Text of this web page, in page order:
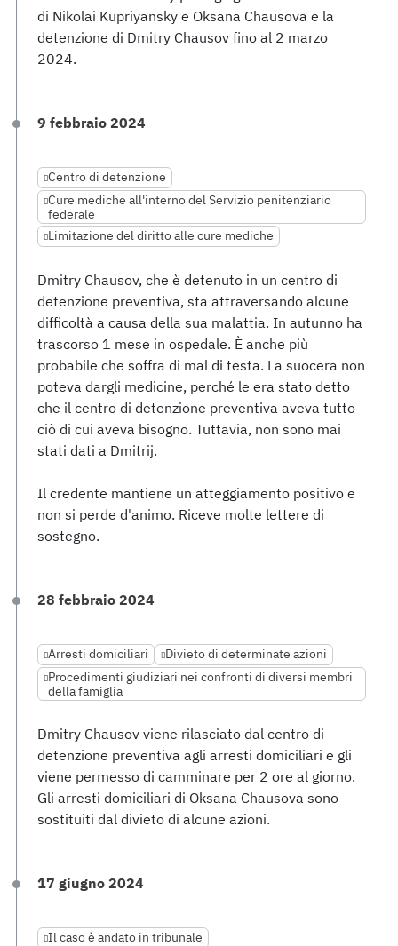
di Nikolai Kupriyansky e Oksana Chausova e la
detenzione di Dmitry Chausov fino al 2 marzo
2024.
9 febbraio 2024
Centro di detenzione
Cure mediche all'interno del Servizio penitenziario
federale
Limitazione del diritto alle cure mediche
Dmitry Chausov, che è detenuto in un centro di
detenzione preventiva, sta attraversando alcune
difficoltà a causa della sua malattia. In autunno ha
trascorso 1 mese in ospedale. È anche più
probabile che soffra di mal di testa. La suocera non
poteva dargli medicine, perché le era stato detto
che il centro di detenzione preventiva aveva tutto
ciò di cui aveva bisogno. Tuttavia, non sono mai
stati dati a Dmitrij.
Il credente mantiene un atteggiamento positivo e
non si perde d'animo. Riceve molte lettere di
sostegno.
28 febbraio 2024
Arresti domiciliari
Divieto di determinate azioni
Procedimenti giudiziari nei confronti di diversi membri
della famiglia
Dmitry Chausov viene rilasciato dal centro di
detenzione preventiva agli arresti domiciliari e gli
viene permesso di camminare per 2 ore al giorno.
Gli arresti domiciliari di Oksana Chausova sono
sostituiti dal divieto di alcune azioni.
17 giugno 2024
Il caso è andato in tribunale